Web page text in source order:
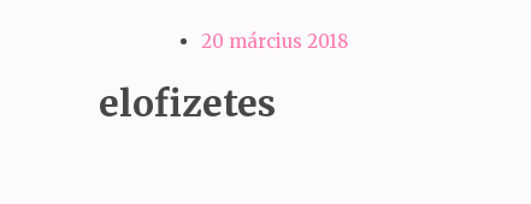
20 március 2018
elofizetes